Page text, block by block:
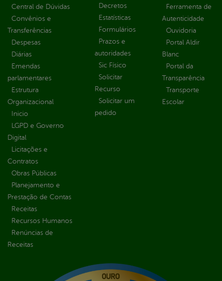
Central de Dúvidas
Convênios e
Transferências
Despesas
Diárias
Emendas
parlamentares
Estrutura
Organizacional
Inicio
LGPD e Governo
Digital
Licitações e
Contratos
Obras Públicas
Planejamento e
Prestação de Contas
Receitas
Recursos Humanos
Renúncias de
Receitas
Decretos
Estatísticas
Formulários
Prazos e
autoridades
Sic Físico
Solicitar
Recurso
Solicitar um
pedido
Ferramenta de
Autenticidade
Ouvidoria
Portal Aldir
Blanc
Portal da
Transparência
Transporte
Escolar